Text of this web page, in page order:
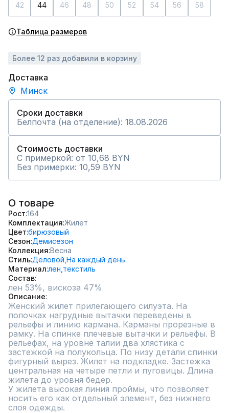
42 44 46 48 50 52 54 56 58
Таблица размеров
Более 12 раз добавили в корзину
Доставка
Минск
Сроки доставки
Белпочта (на отделение): 18.08.2026
Стоимость доставки
С примеркой: от 10,68 BYN
Без примерки: 10,59 BYN
О товаре
Рост 164
Комплектация Жилет
Цвет бирюзовый
Сезон Демисезон
Коллекция Весна
Стиль Деловой, На каждый день
Материал лен, текстиль
Состав
лен 53%, вискоза 47%
Описание
Женский жилет прилегающего силуэта. На
полочках нагрудные вытачки переведены в
рельефы и линию кармана. Карманы прорезные в
рамку. На спинке плечевые вытачки и рельефы. В
рельефах, на уровне талии два хлястика с
застежкой на полукольца. По низу детали спинки
фигурный вырез. Жилет на подкладке. Застежка
центральная на четыре петли и пуговицы. Длина
жилета до уровня бедер.
У жилета высокая линия проймы, что позволяет
носить его как отдельный элемент, без нижнего
слоя одежды.